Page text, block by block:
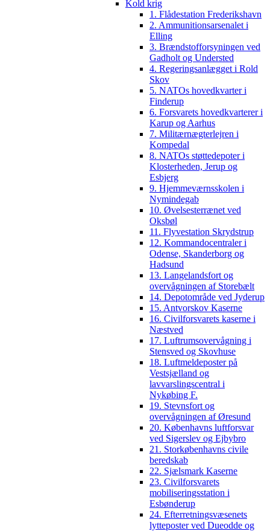
Kold krig
1. Flådestation Frederikshavn
2. Ammunitionsarsenalet i
Elling
3. Brændstofforsyningen ved
Gadholt og Understed
4. Regeringsanlægget i Rold
Skov
5. NATOs hovedkvarter i
Finderup
6. Forsvarets hovedkvarterer i
Karup og Aarhus
7. Militærnægterlejren i
Kompedal
8. NATOs støttedepoter i
Klosterheden, Jerup og
Esbjerg
9. Hjemmeværnsskolen i
Nymindegab
10. Øvelsesterrænet ved
Oksbøl
11. Flyvestation Skrydstrup
12. Kommandocentraler i
Odense, Skanderborg og
Hadsund
13. Langelandsfort og
overvågningen af Storebælt
14. Depotområde ved Jyderup
15. Antvorskov Kaserne
16. Civilforsvarets kaserne i
Næstved
17. Luftrumsovervågning i
Stensved og Skovhuse
18. Luftmeldeposter på
Vestsjælland og
lavvarslingscentral i
Nykøbing F.
19. Stevnsfort og
overvågningen af Øresund
20. Københavns luftforsvar
ved Sigerslev og Ejbybro
21. Storkøbenhavns civile
beredskab
22. Sjælsmark Kaserne
23. Civilforsvarets
mobiliseringsstation i
Esbønderup
24. Efterretningsvæsenets
lytteposter ved Dueodde og